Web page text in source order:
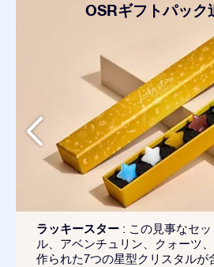
OSRギフトパック
ラッキースター : この見事なセ
ル、アベンチュリン、クォーツ
作られた7つの星型クリスタルが